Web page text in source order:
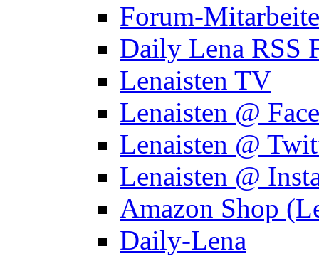
Forum-
Daily Lena RSS
Lenaisten TV
Lenaisten @
Lenaisten @
Lenaisten @
Amazon Shop
Daily-Lena